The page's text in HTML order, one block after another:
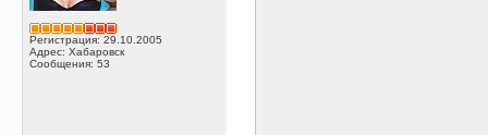
Регистрация: 29.10.2005
Адрес: Хабаровск
Сообщения: 53